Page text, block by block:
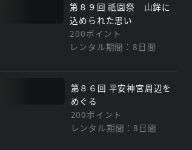
第８９回 祇園祭 山鉾に
込められた思い
200ポイント
レンタル期間：8日間
第８６回 平安神宮周辺を
めぐる
200ポイント
レンタル期間：8日間